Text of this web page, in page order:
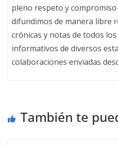
pleno respeto y
difundimos de manera libre
crónicas y notas de todos
informativos de diversos
colaboraciones enviadas
También te